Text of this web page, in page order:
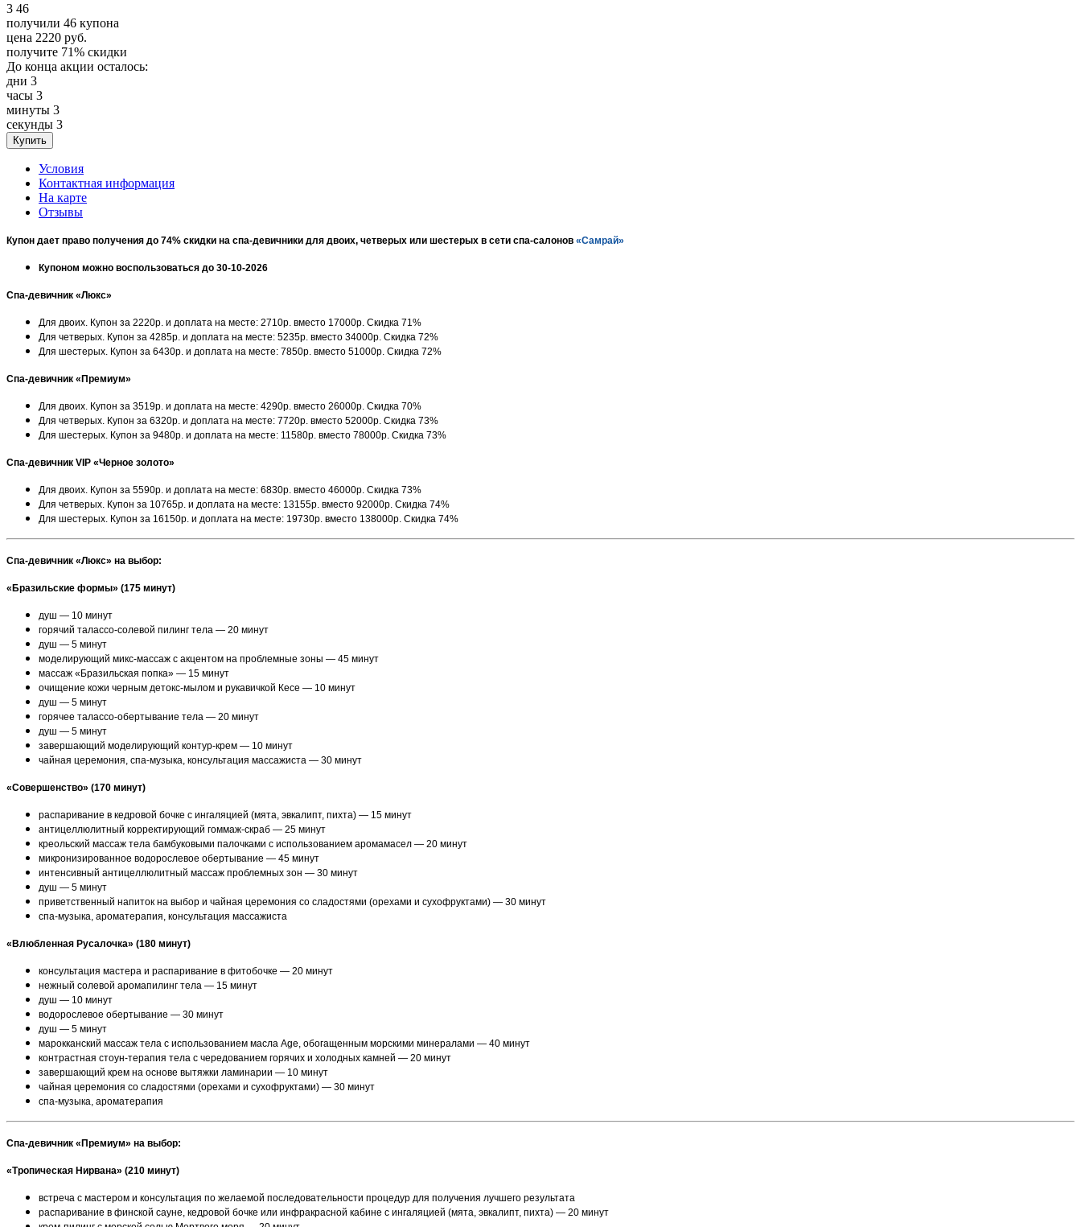
3 46
получили 46 купона
цена 2220 руб.
получите 71% скидки
До конца акции осталось:
дни 3
часы 3
минуты 3
секунды 3
Условия
Контактная информация
На карте
Отзывы
Купон дает право получения до 74% скидки на спа-девичники для двоих, четверых или шестерых в сети спа-салонов «Самрай»
Купоном можно воспользоваться до 30-10-2026
Спа-девичник «Люкс»
Для двоих. Купон за 2220р. и доплата на месте: 2710р. вместо 17000р. Скидка 71%
Для четверых. Купон за 4285р. и доплата на месте: 5235р. вместо 34000р. Скидка 72%
Для шестерых. Купон за 6430р. и доплата на месте: 7850р. вместо 51000р. Скидка 72%
Спа-девичник «Премиум»
Для двоих. Купон за 3519р. и доплата на месте: 4290р. вместо 26000р. Скидка 70%
Для четверых. Купон за 6320р. и доплата на месте: 7720р. вместо 52000р. Скидка 73%
Для шестерых. Купон за 9480р. и доплата на месте: 11580р. вместо 78000р. Скидка 73%
Спа-девичник VIP «Черное золото»
Для двоих. Купон за 5590р. и доплата на месте: 6830р. вместо 46000р. Скидка 73%
Для четверых. Купон за 10765р. и доплата на месте: 13155р. вместо 92000р. Скидка 74%
Для шестерых. Купон за 16150р. и доплата на месте: 19730р. вместо 138000р. Скидка 74%
Спа-девичник «Люкс» на выбор:
«Бразильские формы» (175 минут)
душ — 10 минут
горячий талассо-солевой пилинг тела — 20 минут
душ — 5 минут
моделирующий микс-массаж с акцентом на проблемные зоны — 45 минут
массаж «Бразильская попка» — 15 минут
очищение кожи черным детокс-мылом и рукавичкой Кесе — 10 минут
душ — 5 минут
горячее талассо-обертывание тела — 20 минут
душ — 5 минут
завершающий моделирующий контур-крем — 10 минут
чайная церемония, спа-музыка, консультация массажиста — 30 минут
«Совершенство» (170 минут)
распаривание в кедровой бочке с ингаляцией (мята, эвкалипт, пихта) — 15 минут
антицеллюлитный корректирующий гоммаж-скраб — 25 минут
креольский массаж тела бамбуковыми палочками с использованием аромамасел — 20 минут
микронизированное водорослевое обертывание — 45 минут
интенсивный антицеллюлитный массаж проблемных зон — 30 минут
душ — 5 минут
приветственный напиток на выбор и чайная церемония со сладостями (орехами и сухофруктами) — 30 минут
спа-музыка, ароматерапия, консультация массажиста
«Влюбленная Русалочка» (180 минут)
консультация мастера и распаривание в фитобочке — 20 минут
нежный солевой аромапилинг тела — 15 минут
душ — 10 минут
водорослевое обертывание — 30 минут
душ — 5 минут
марокканский массаж тела с использованием масла Age, обогащенным морскими минералами — 40 минут
контрастная стоун-терапия тела с чередованием горячих и холодных камней — 20 минут
завершающий крем на основе вытяжки ламинарии — 10 минут
чайная церемония со сладостями (орехами и сухофруктами) — 30 минут
спа-музыка, ароматерапия
Спа-девичник «Премиум» на выбор:
«Тропическая Нирвана» (210 минут)
встреча с мастером и консультация по желаемой последовательности процедур для получения лучшего результата
распаривание в финской сауне, кедровой бочке или инфракрасной кабине с ингаляцией (мята, эвкалипт, пихта) — 20 минут